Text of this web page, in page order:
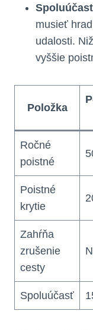
musieť
udalosti.
vyššie
Položka
Ročné
poistné
Poistné
krytie
Zahŕňa
zrušenie
cesty
Spoluúčasť